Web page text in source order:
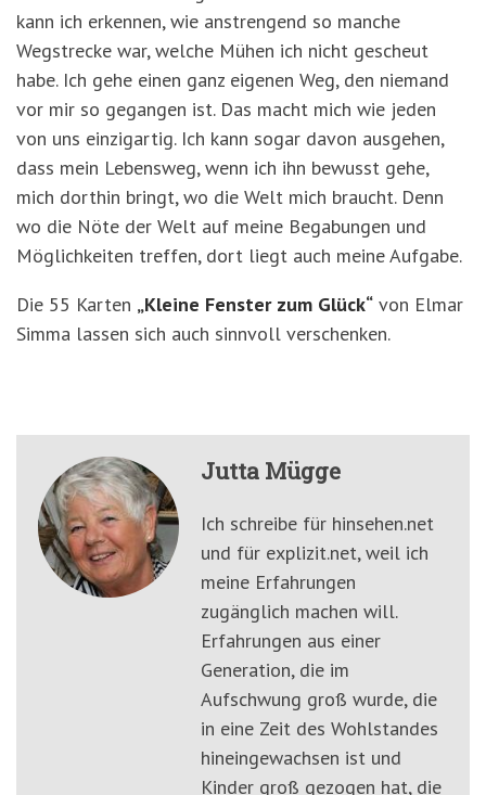
kann ich erkennen, wie anstrengend so manche
Wegstrecke war, welche Mühen ich nicht gescheut
habe. Ich gehe einen ganz eigenen Weg, den niemand
vor mir so gegangen ist. Das macht mich wie jeden
von uns einzigartig. Ich kann sogar davon ausgehen,
dass mein Lebensweg, wenn ich ihn bewusst gehe,
mich dorthin bringt, wo die Welt mich braucht. Denn
wo die Nöte der Welt auf meine Begabungen und
Möglichkeiten treffen, dort liegt auch meine Aufgabe.
Die 55 Karten „Kleine Fenster zum Glück“ von Elmar
Simma lassen sich auch sinnvoll verschenken.
Jutta Mügge
Ich schreibe für hinsehen.net
und für explizit.net, weil ich
meine Erfahrungen
zugänglich machen will.
Erfahrungen aus einer
Generation, die im
Aufschwung groß wurde, die
in eine Zeit des Wohlstandes
hineingewachsen ist und
Kinder groß gezogen hat, die